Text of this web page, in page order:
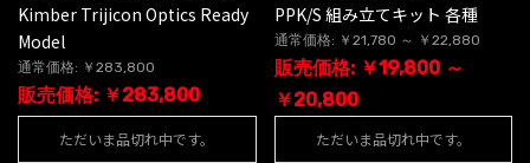
Kimber Trijicon Optics Ready
Model
通常価格: ￥283,800
販売価格: ￥283,800
ただいま品切れ中です。
PPK/S 組み立てキット 各種
通常価格: ￥21,780 ～ ￥22,880
販売価格: ￥19,800 ～
￥20,800
ただいま品切れ中です。